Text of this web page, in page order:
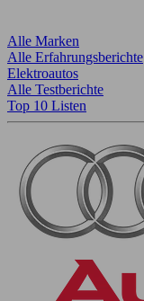
Alle Marken
Alle Erfahrungsberichte
Elektroautos
Alle Testberichte
Top 10 Listen